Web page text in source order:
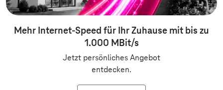
Mehr Internet-Speed für Ihr Zuhause mit bis zu
1.000 MBit/s
Jetzt persönliches Angebot
entdecken.